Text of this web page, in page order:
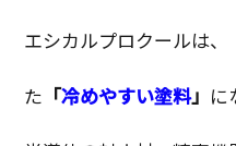
エシカルプロクールは、
た 「冷めやすい塗料」 に